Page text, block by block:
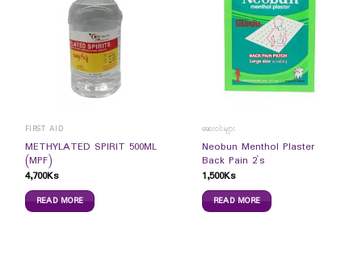
FIRST AID
METHYLATED SPIRIT 500ML
(MPF)
4,700Ks
READ MORE
ဆေးဝါးများ
Neobun Menthol Plaster
Back Pain 2`s
1,500Ks
READ MORE